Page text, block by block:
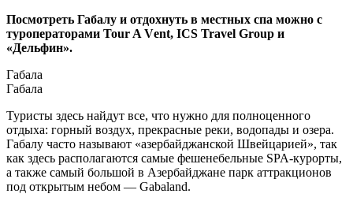
Посмотреть Габалу и отдохнуть в местных спа можно с
туроператорами Tour A Vеnt, ICS Travel Group и
«Дельфин».
Габала
Габала
Туристы здесь найдут все, что нужно для полноценного
отдыха: горный воздух, прекрасные реки, водопады и озера.
Габалу часто называют «азербайджанской Швейцарией», так
как здесь располагаются самые фешенебельные SPA-курорты,
а также самый большой в Азербайджане парк аттракционов
под открытым небом — Gabaland.